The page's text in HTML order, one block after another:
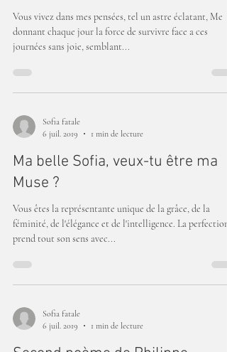
Vous vivez dans mes pensées, tel un astre éclatant, Me
donnant chaque jour la force de survivre face a ces
journées sans joie, semblant...
Sofia fatale
6 juil. 2019
1 min de lecture
Ma belle Sofia, veux-tu être ma
Muse ?
Vous êtes la représentante unique de la grâce, de la
féminité, de l'élégance et de l'intelligence. La perfection
prend tout son sens avec...
Sofia fatale
6 juil. 2019
1 min de lecture